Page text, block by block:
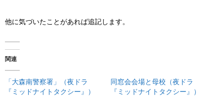
他に気づいたことがあれば追記します。
関連
「大森南警察署」（夜ドラ
『ミッドナイトタクシー』）
同窓会会場と母校（夜ドラ
『ミッドナイトタクシー』）